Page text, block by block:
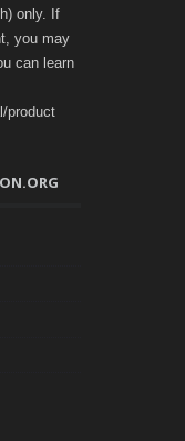
only. If
you may
can learn
product